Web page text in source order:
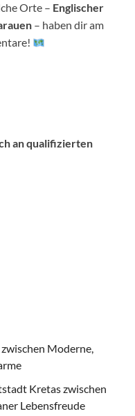
Orte – Englischer
– haben dir am
an qualifizierten
Moderne,
Kretas zwischen
Lebensfreude